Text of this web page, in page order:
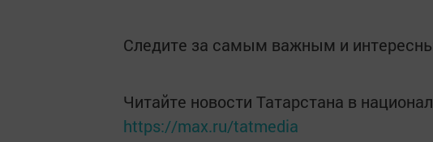
Следите за самым важным и
Читайте новости Татарстана в
https://max.ru/tatmedia